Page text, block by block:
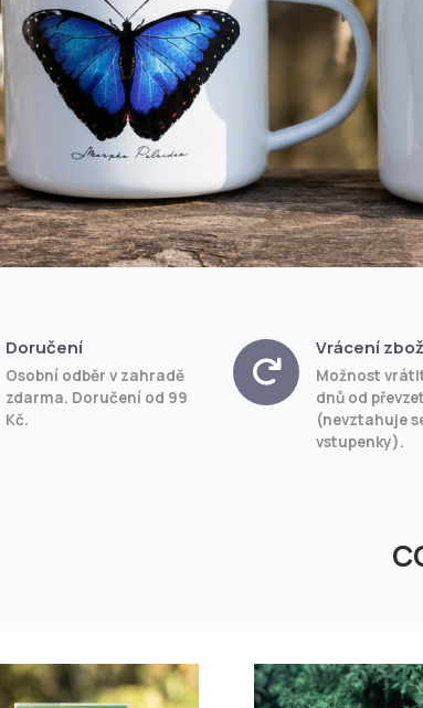
Doručení
Osobní odběr v zahradě
zdarma. Doručení od 99
Kč.
Vrácení
Možnost
dnů od
(nevztahuje
vstupenky).